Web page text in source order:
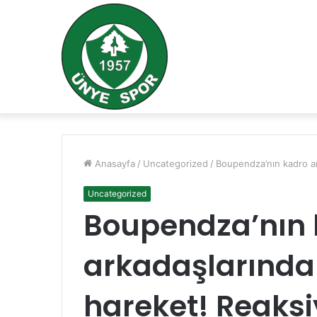
Anasayfa / Uncategorized / Boupendza’nın kadro
Uncategorized
hareket!